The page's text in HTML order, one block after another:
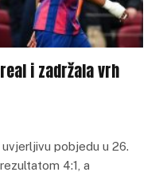
i zadržala vrh
pobjedu u 26.
4:1, a